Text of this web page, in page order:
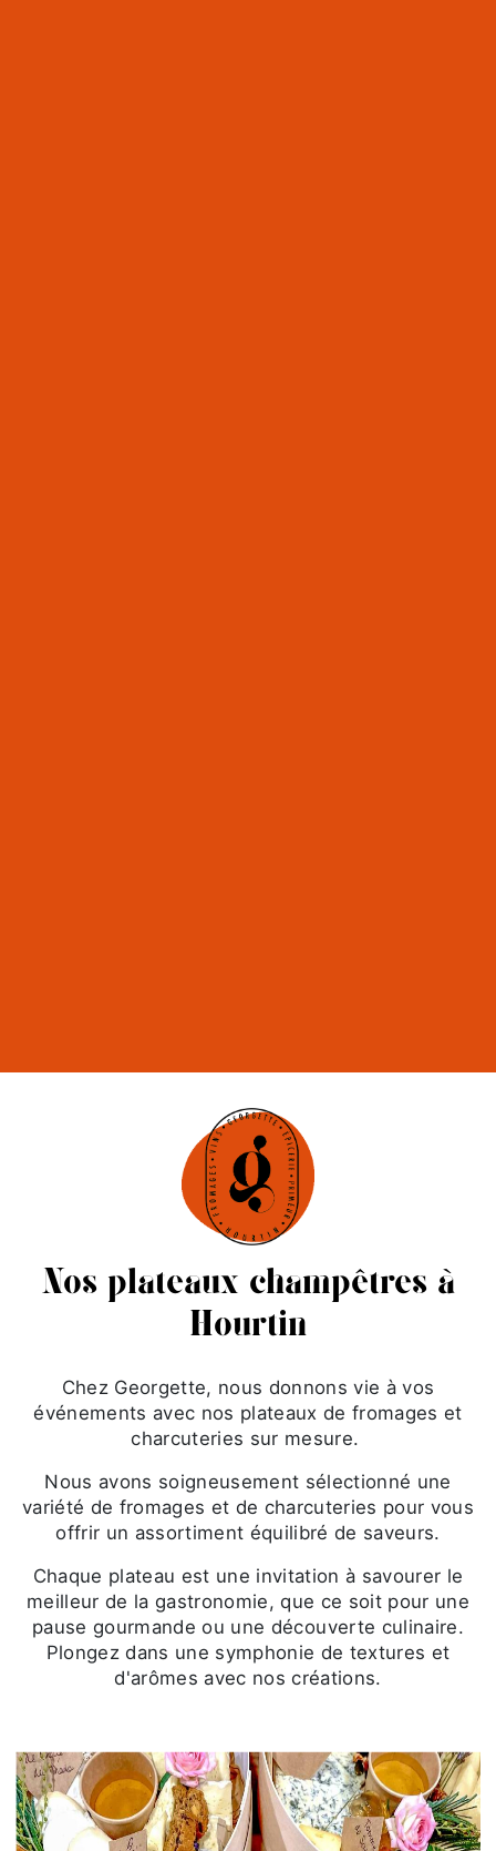
Nos plateaux champêtres à
Hourtin
Chez Georgette, nous donnons vie à vos
événements avec nos plateaux de fromages et
charcuteries sur mesure.
Nous avons soigneusement sélectionné une
variété de fromages et de charcuteries pour vous
offrir un assortiment équilibré de saveurs.
Chaque plateau est une invitation à savourer le
meilleur de la gastronomie, que ce soit pour une
pause gourmande ou une découverte culinaire.
Plongez dans une symphonie de textures et
d'arômes avec nos créations.